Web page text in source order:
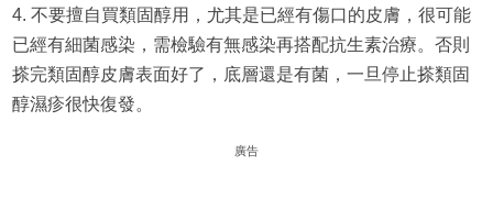
4. 不要擅自買類固醇用，尤其是已經有傷口的皮膚，很可能
已經有細菌感染，需檢驗有無感染再搭配抗生素治療。否則
搽完類固醇皮膚表面好了，底層還是有菌，一旦停止搽類固
醇濕疹很快復發。
廣告